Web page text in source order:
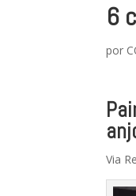
6
por
Via